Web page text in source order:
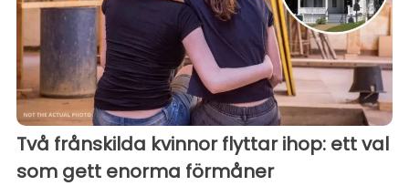
Två frånskilda kvinnor flyttar ihop: ett val
som gett enorma förmåner